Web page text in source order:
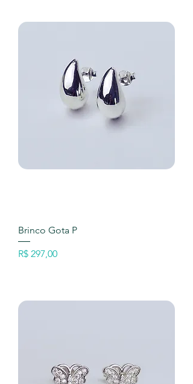
Brinco Gota P
Preço
R$ 297,00